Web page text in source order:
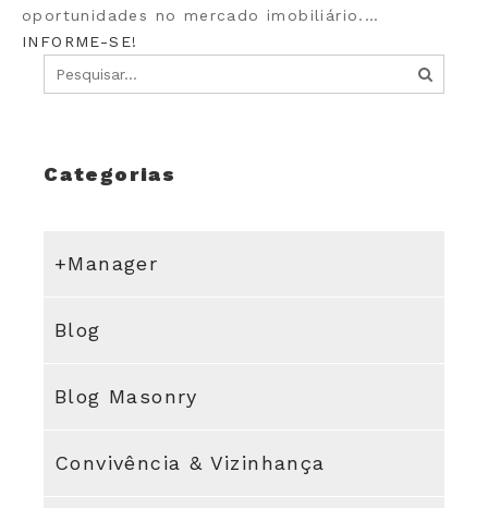
oportunidades no mercado imobiliário.…
INFORME-SE!
Categorias
+Manager
Blog
Blog Masonry
Convivência & Vizinhança